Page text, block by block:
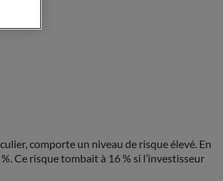
comporte un niveau de risque élevé. En
Ce risque tombait à 16 % si l’investisseur